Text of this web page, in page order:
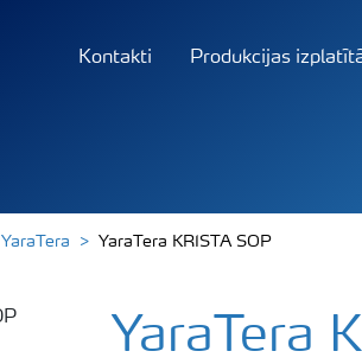
Kontakti Produkcijas
YaraTera YaraTera KRISTA SOP
YaraTera